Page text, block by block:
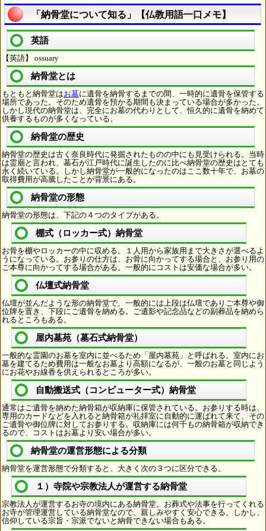
「納骨堂について知る」【仏教用語一口メモ】
英語
【英語】 ossuary
納骨堂とは
もともと納骨堂はお墓に遺骨を納骨するまでの間、一時的に遺骨を保管する
場所であった。そのため遺骨を預かる期間も決まっている場合が多かった。
しかし現代の納骨堂は、完全にお墓の代わりとして、恒久的に遺骨を納めて
供養するものが多くなっている。
納骨堂の歴史
納骨堂の歴史は古く奈良時代に発掘されたものの中にも見受けられる。当時
は霊廟と言われ、墓石が江戸時代に誕生したのに比べ納骨堂の歴史はとても
永く続いている。しかし納骨堂が一般的になったのはここ数十年で、お墓の
取得費用が高騰したことが背景にある。
納骨堂の形態
納骨堂の形態は、下記の４つのタイプがある。
棚式（ロッカー式）納骨堂
お骨を棚やロッカーの中に収める。１人用から家族用まで大きさが選べるよ
うになっている。お参りの仕方は、お骨に向かってする場合と、お参り用の
ご本尊に向かってする場合がある。一般的にコストは安価な場合が多い。
仏壇式納骨堂
仏壇が並んだような形の納骨堂で、一般的には上段は仏壇でありご本尊や御
位牌を置き、下段にご遺骨を納める。ご遺影や記念品などの副葬品を納めら
れるところもある。
屋内墓苑（墓石式納骨堂）
一般的な霊園のお墓を室内に並べるため「屋内墓苑」と呼ばれる。室内にお
墓を建てるため費用は一般なお墓より高額になるが、一般のお墓と同じよう
にお花やお線香を供えられるところが多い。
自動搬送式（コンピューター式）納骨堂
通常はご遺骨を納めた納骨箱が収納庫に保管されている。お参りする時は、
専用のカードなどを入れると納骨箱が礼拝室に自動的に運ばれて来て、その
ご遺骨や御位牌に対してお参りする。収納庫には何千もの納骨箱が収納でき
るので、コストはお墓より安い場合が多い。
納骨堂の運営形態による分類
納骨堂を運営形態で分類すると、大きく次の３つに区分できる。
１）寺院や宗教法人が運営する納骨堂
宗教法人が運営するお寺の境内にある納骨堂。お葬式や法事を行ってくれる
お寺が管理運営している納骨堂なので、親しみやすく安心できる。しかし、
信仰している宗旨・宗派でないと納骨できない場合もある。